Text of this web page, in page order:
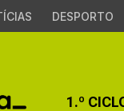
DESPORTO
1.º